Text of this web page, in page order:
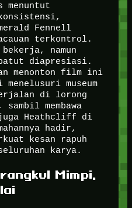
menuntut
Fennell
terkontrol.
namun
patut diapresiasi.
menonton film ini
museum
di lorong
membawa
juga Heathcliff di
hadir,
kesan rapuh
karya.
Mimpi,